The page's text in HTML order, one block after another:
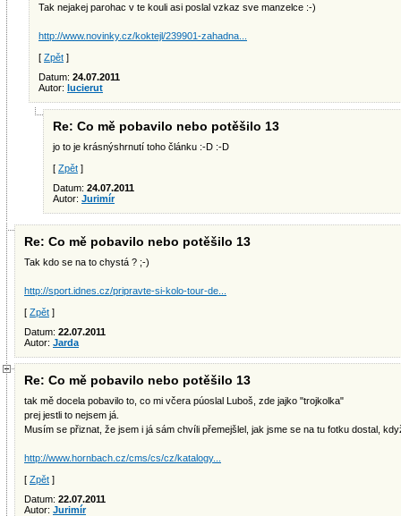
Tak nejakej parohac v te kouli asi poslal vzkaz sve manzelce :-)
http://www.novinky.cz/koktejl/239901-zahadna...
[ Zpět ]
Datum: 24.07.2011
Autor: lucierut
Re: Co mě pobavilo nebo potěšilo 13
jo to je krásnýshrnutí toho článku :-D :-D
[ Zpět ]
Datum: 24.07.2011
Autor: Jurimír
Re: Co mě pobavilo nebo potěšilo 13
Tak kdo se na to chystá ? ;-)
http://sport.idnes.cz/pripravte-si-kolo-tour-de...
[ Zpět ]
Datum: 22.07.2011
Autor: Jarda
Re: Co mě pobavilo nebo potěšilo 13
tak mě docela pobavilo to, co mi včera púoslal Luboš, zde jajko "trojkolka"
prej jestli to nejsem já.
Musím se přiznat, že jsem i já sám chvíli přemejšlel, jak jsme se na tu fotku dostal,
http://www.hornbach.cz/cms/cs/cz/katalogy...
[ Zpět ]
Datum: 22.07.2011
Autor: Jurimír